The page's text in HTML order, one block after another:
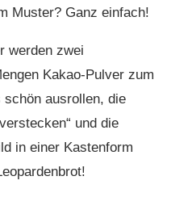
Muster? Ganz einfach!
werden zwei
Kakao-Pulver zum
schön ausrollen, die
und die
in einer Kastenform